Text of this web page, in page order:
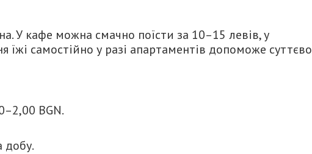
У кафе можна смачно поїсти за 10–15 левів, у
їжі самостійно у разі апартаментів допоможе суттєво
BGN.
добу.